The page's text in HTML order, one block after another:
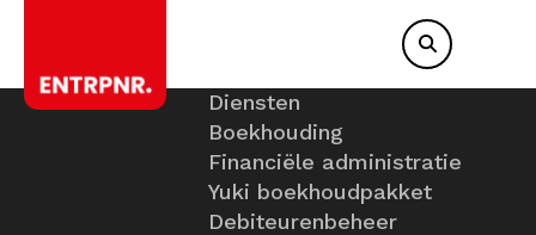
Diensten
Boekhouding
Financiële administratie
Yuki boekhoudpakket
Debiteurenbeheer